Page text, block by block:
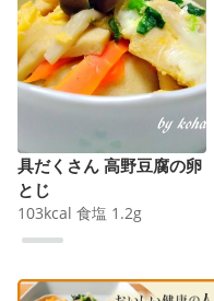
具だくさん 高野豆腐の卵
とじ
103kcal 食塩 1.2g